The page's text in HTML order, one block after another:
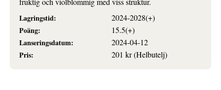
Lagringstid:
2024-2028(+)
Poäng:
15.5(+)
Lanseringsdatum:
2024-04-12
Pris:
201 kr (Helbutelj)